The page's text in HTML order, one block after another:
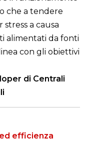
che a tendere
a causa
alimentati da fonti
con gli obiettivi
di Centrali
efficienza